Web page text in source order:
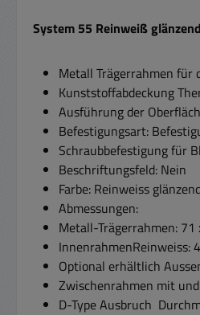
System 55 Reinweiß glänzend
Metall Trägerrahmen für
Kunststoffabdeckung
Ausführung der
Befestigungsart:
Schraubbefestigung für
Beschriftungsfeld: Nein
Farbe: Reinweiss
Abmessungen:
Metall-Trägerrahmen: 71
InnenrahmenReinweiss:
Optional erhältlich
Zwischenrahmen mit
D-Type Ausbruch